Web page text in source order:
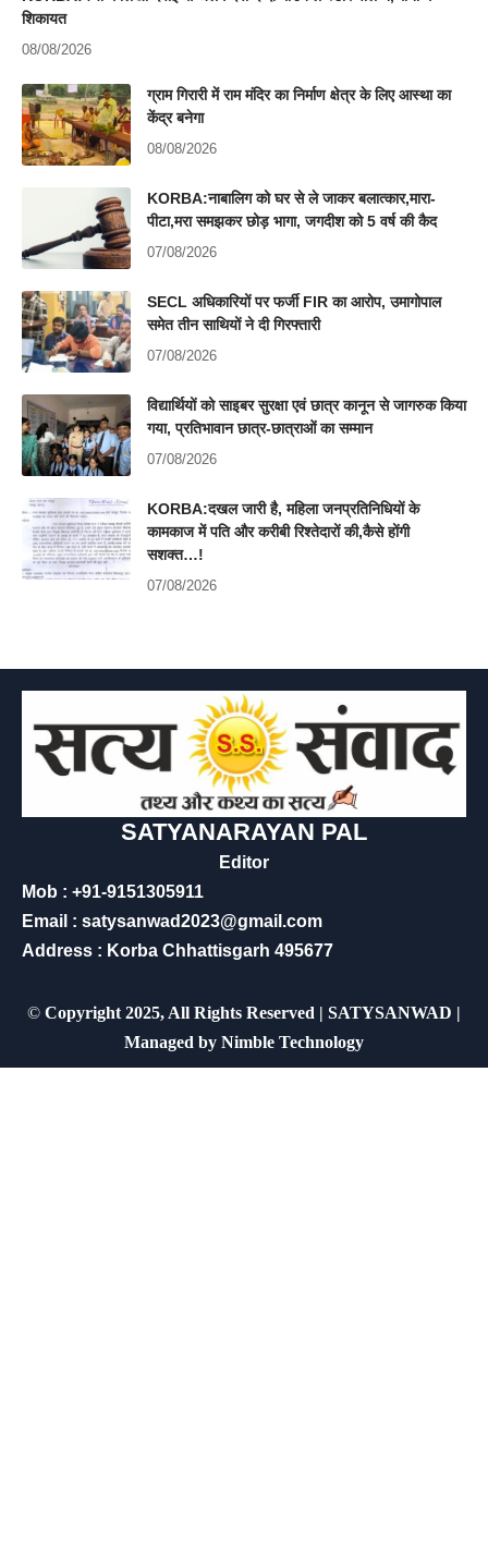
शिकायत
08/08/2026
ग्राम गिरारी में राम मंदिर का निर्माण क्षेत्र के लिए आस्था का
केंद्र बनेगा
08/08/2026
KORBA:नाबालिग को घर से ले जाकर बलात्कार,मारा-
पीटा,मरा समझकर छोड़ भागा, जगदीश को 5 वर्ष की कैद
07/08/2026
SECL अधिकारियों पर फर्जी FIR का आरोप, उमागोपाल
समेत तीन साथियों ने दी गिरफ्तारी
07/08/2026
विद्यार्थियों को साइबर सुरक्षा एवं छात्र कानून से जागरुक किया
गया, प्रतिभावान छात्र-छात्राओं का सम्मान
07/08/2026
KORBA:दखल जारी है, महिला जनप्रतिनिधियों के
कामकाज में पति और करीबी रिश्तेदारों की,कैसे होंगी
सशक्त…!
07/08/2026
SATYANARAYAN PAL
Editor
Mob : +91-9151305911
Email : satysanwad2023@gmail.com
Address : Korba Chhattisgarh 495677
© Copyright 2025, All Rights Reserved | SATYSANWAD |
Managed by Nimble Technology